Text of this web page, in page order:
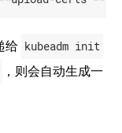
给 kubeadm init
，则会自动生成一